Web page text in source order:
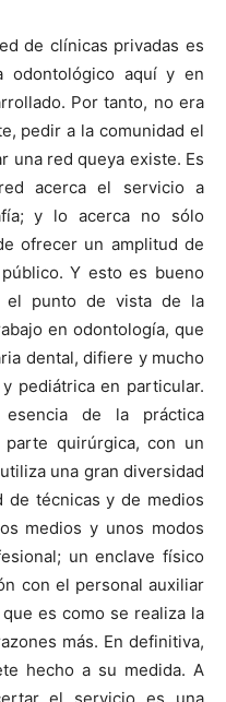
de clínicas privadas es
odontológico aquí y en
Por tanto, no era
pedir a la comunidad el
una red queya existe. Es
acerca el servicio a
y lo acerca no sólo
ofrecer un amplitud de
Y esto es bueno
el punto de vista de la
en odontología, que
dental, difiere y mucho
pediátrica en particular.
de la práctica
quirúrgica, con un
una gran diversidad
de técnicas y de medios
medios y unos modos
un enclave físico
con el personal auxiliar
es como se realiza la
más. En definitiva,
hecho a su medida. A